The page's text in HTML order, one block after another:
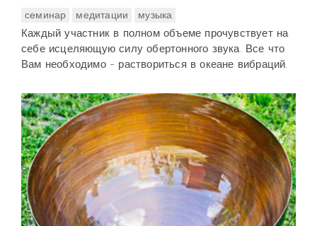
семинар
медитации музыка
Каждый участник в полном объеме прочувствует на
себе исцеляющую силу обертонного звука. Все что
Вам необходимо - раствориться в океане вибраций.